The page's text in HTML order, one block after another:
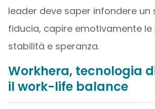
leader deve saper infondere un
fiducia, capire emotivamente le
stabilità e speranza.
Workhera, tecnologia
il work-life balance